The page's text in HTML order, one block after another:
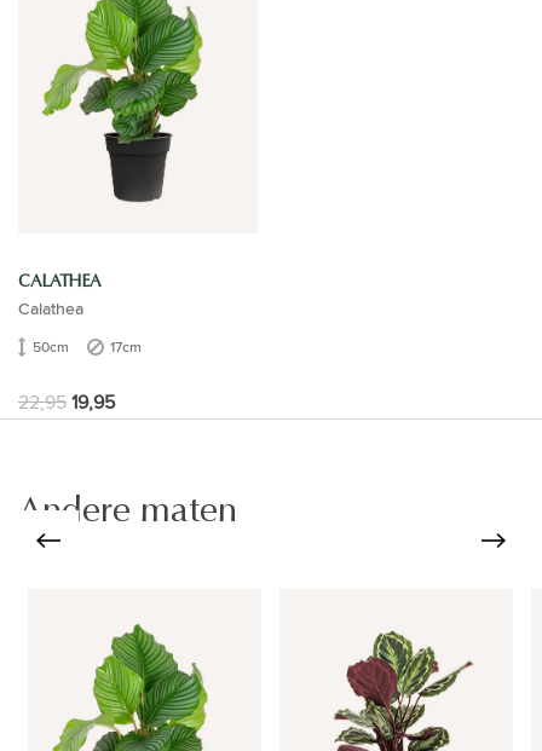
CALATHEA
Calathea
50cm 17cm
22,9519,95
Andere maten